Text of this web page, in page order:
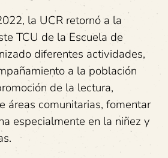
la UCR retornó a la
TCU de la Escuela de
diferentes actividades,
a la población
de la lectura,
áreas comunitarias, fomentar
especialmente en la niñez y